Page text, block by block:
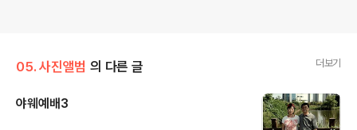
05. 사진앨범 의 다른 글 더보기
야웨예배3